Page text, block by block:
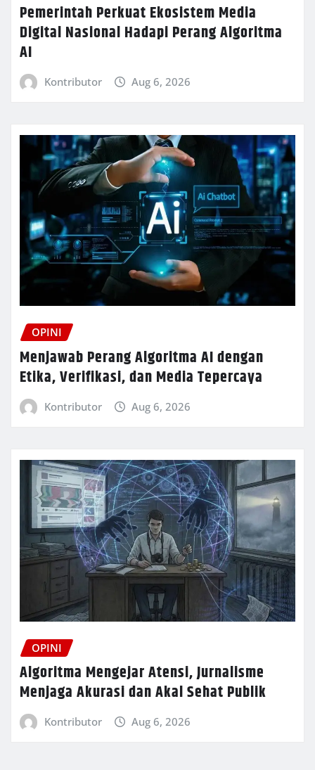
Pemerintah Perkuat Ekosistem Media
Digital Nasional Hadapi Perang Algoritma
AI
Kontributor Aug 6, 2026
OPINI
Menjawab Perang Algoritma AI dengan
Etika, Verifikasi, dan Media Tepercaya
Kontributor Aug 6, 2026
OPINI
Algoritma Mengejar Atensi, Jurnalisme
Menjaga Akurasi dan Akal Sehat Publik
Kontributor Aug 6, 2026